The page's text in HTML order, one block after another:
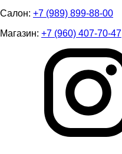
Салон: +7 (989) 899-88-00
Магазин: +7 (960) 407-70-47